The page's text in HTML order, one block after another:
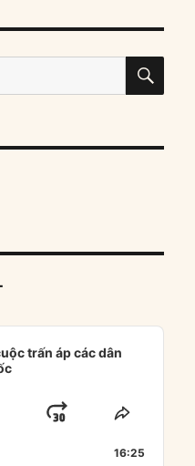
trấn áp các dân
JUMP
FORWARD
SHARE
16:25